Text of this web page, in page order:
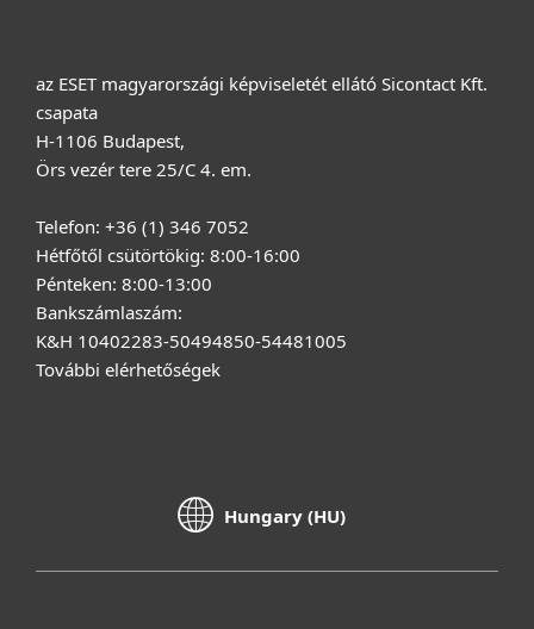
az ESET magyarországi képviseletét ellátó Sicontact Kft.
csapata
H-1106 Budapest,
Örs vezér tere 25/C 4. em.
Telefon: +36 (1) 346 7052
Hétfőtől csütörtökig: 8:00-16:00
Pénteken: 8:00-13:00
Bankszámlaszám:
K&H 10402283-50494850-54481005
További elérhetőségek
Hungary (HU)